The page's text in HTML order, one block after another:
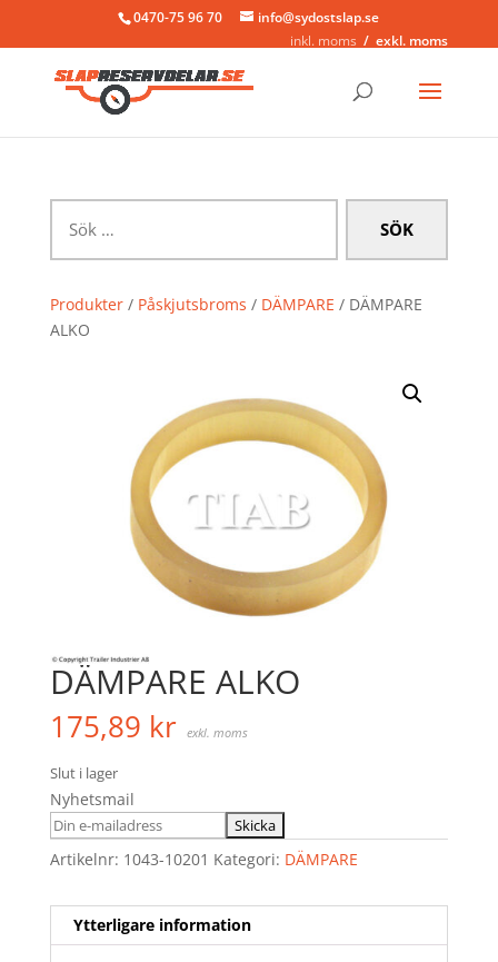
0470-75 96 70
info@sydostslap.se
inkl. moms
exkl. moms
efter:
Produkter/ Påskjutsbroms / DÄMPARE / DÄMPARE
ALKO
DÄMPARE ALKO
175,89 kr exkl. moms
Slut i lager
Nyhetsmail
Artikelnr: 1043-10201 Kategori: DÄMPARE
Ytterligare information